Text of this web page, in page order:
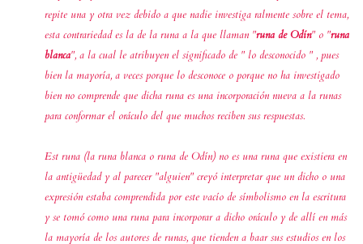
repite una y otra vez debido a que nadie investiga ralmente sobre el tema,
esta contrariedad es la de la runa a la que llaman "runa de Odín" o "runa
blanca", a la cual le atribuyen el significado de " lo desconocido " , pues
bien la mayoría, a veces porque lo desconoce o porque no ha investigado
bien no comprende que dicha runa es una incorporación nueva a la runas
para conformar el oráculo del que muchos reciben sus respuestas.
Est runa (la runa blanca o runa de Odín) no es una runa que existiera en
la antigüedad y al parecer "alguien" creyó interpretar que un dicho o una
expresión estaba comprendida por este vacío de símbolismo en la escritura
y se tomó como una runa para incorporar a dicho oráculo y de allí en más
la mayoría de los autores de runas, que tienden a baar sus estudios en los